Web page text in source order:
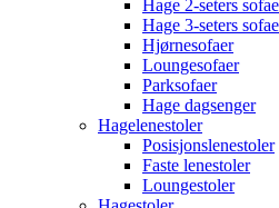
Hage 2-seters
Hage 3-seters
Hjørnesofaer
Loungesofaer
Parksofaer
Hage dagsenger
Hagelenestoler
Posisjonslenestoler
Faste lenestoler
Loungestoler